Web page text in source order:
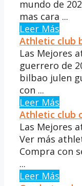
mundo de
mas cara ...
Leer Más
Athletic club
Las Mejores
guerrero de
bilbao julen
con ...
Leer Más
Athletic club
Las Mejores
Ver más
Compra con
...
Leer Más